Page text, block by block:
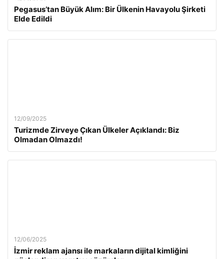
Pegasus’tan Büyük Alım: Bir Ülkenin Havayolu Şirketi
Elde Edildi
12/09/2025
Turizmde Zirveye Çıkan Ülkeler Açıklandı: Biz
Olmadan Olmazdı!
12/06/2025
İzmir reklam ajansı ile markaların dijital kimliğini